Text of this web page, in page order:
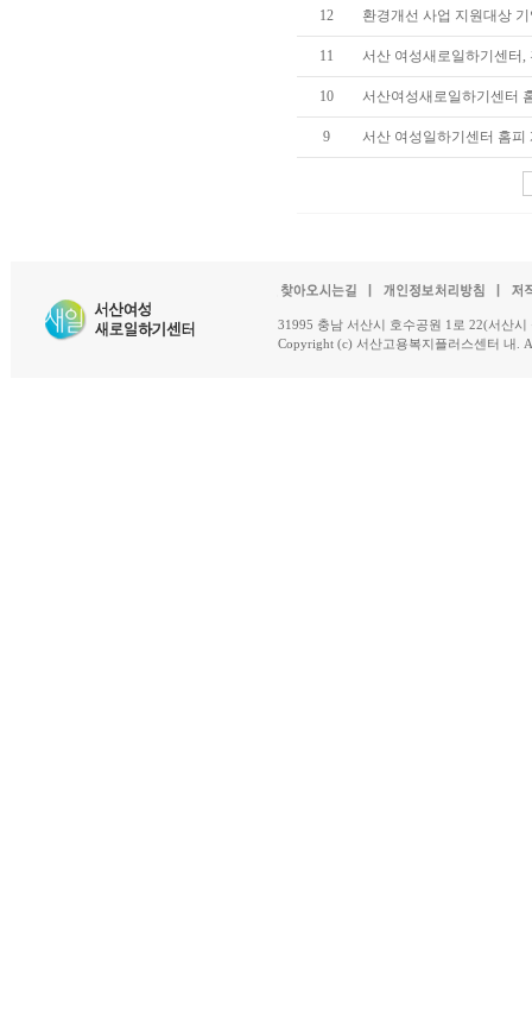
12 환경개선 사업 지원대상
11 서산 여성새로일하기센터
10 서산여성새로일하기센터
9 서산 여성일하기센터 홈피
31995 충남 서산시 호수공원 1로 22(서산
Copyright (c) 서산고용복지플러스센터 내.